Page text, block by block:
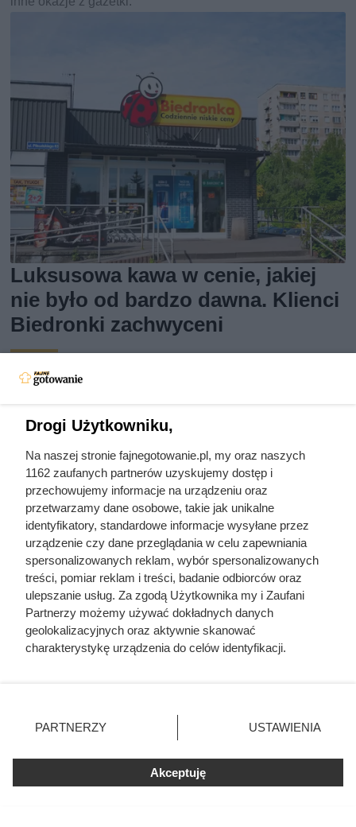
Luksusowa kawa w cenie, jakiej
nie było od bardzo dawna. Klienci
Biedronki zachwyceni
Kawa ziarnista Tchibo Exclusive w dużej promocji w
pomidorami. Zobaczyła
spuchnięte wieczko i szybko
wrzuciła ją do kosza
Drogi Użytkowniku,
Na naszej stronie fajnegotowanie.pl, my oraz naszych
1162 zaufanych partnerów uzyskujemy dostęp i
przechowujemy informacje na urządzeniu oraz
przetwarzamy dane osobowe, takie jak unikalne
identyfikatory, standardowe informacje wysyłane przez
urządzenie czy dane przeglądania w celu zapewniania
spersonalizowanych reklam, wybór spersonalizowanych
treści, pomiar reklam i treści, badanie odbiorców oraz
ulepszanie usług. Za zgodą Użytkownika my i Zaufani
Partnerzy możemy używać dokładnych danych
geolokalizacyjnych oraz aktywnie skanować
charakterystykę urządzenia do celów identyfikacji.
zmienić/wycofać klikając przycisk ustawień prywatności
znajdujący się w lewym dolnym rogu strony
rodzaje przetwarzania danych nie wymagają zgody
użytkownika, ale masz prawo sprzeciwić się takiemu
przetwarzaniu. Preferencje będą miały zastosowania tylko
PARTNERZY USTAWIENIA
Akceptuję